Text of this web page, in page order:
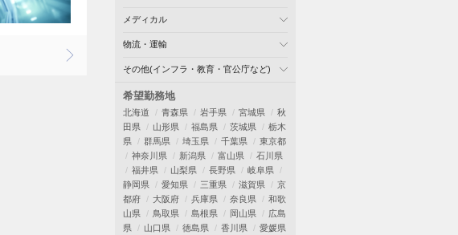
メディカル
物流・運輸
その他(インフラ・教育・官公庁など)
希望勤務地
北海道 青森県 岩手県 宮城県
秋
田県
山形県 福島県 茨城県
栃木
県
群馬県 埼玉県 千葉県
東京都
神奈川県
新潟県 富山県
石川県
福井県
山梨県 長野県
岐阜県
静岡県
愛知県 三重県 滋賀県
京
都府
大阪府 兵庫県 奈良県
和歌
山県
鳥取県 島根県 岡山県
広島
県
山口県 徳島県 香川県
愛媛県